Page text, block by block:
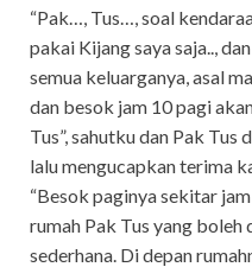
“Pak…, Tus…, soal
pakai Kijang saya saja..,
semua keluarganya, asal
dan besok jam 10 pagi
Tus”, sahutku dan Pak
lalu mengucapkan terima
“Besok paginya sekitar
rumah Pak Tus yang boleh
sederhana. Di depan